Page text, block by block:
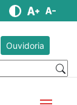
Ouvidoria